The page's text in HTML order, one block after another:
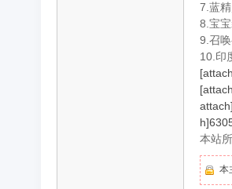
7.蓝
8.宝
9.召
10.印
本站
本